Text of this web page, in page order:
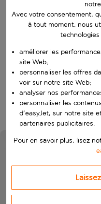
Commencez à taper pour la
Choisissez vos dates
Quand
Qui
Avec votre consentement,
à tout moment, nous
améliorer les
site Web;
personnaliser les offres
voir sur notre site Web;
analyser nos
personnaliser les
d'easyJet, sur notre site
partenaires publicitaires.
Pour en savoir plus, lisez